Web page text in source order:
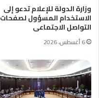
وزارة الدولة للإعلام تدعو إلى
الاستخدام المسؤول لصفحات
التواصل الاجتماعى
6 أغسطس، 2026